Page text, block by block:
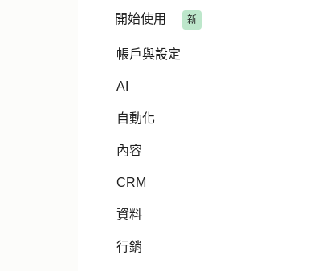
開始使用 新
帳戶與設定
AI
自動化
內容
CRM
資料
行銷